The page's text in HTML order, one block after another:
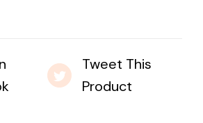
Tweet This
Product